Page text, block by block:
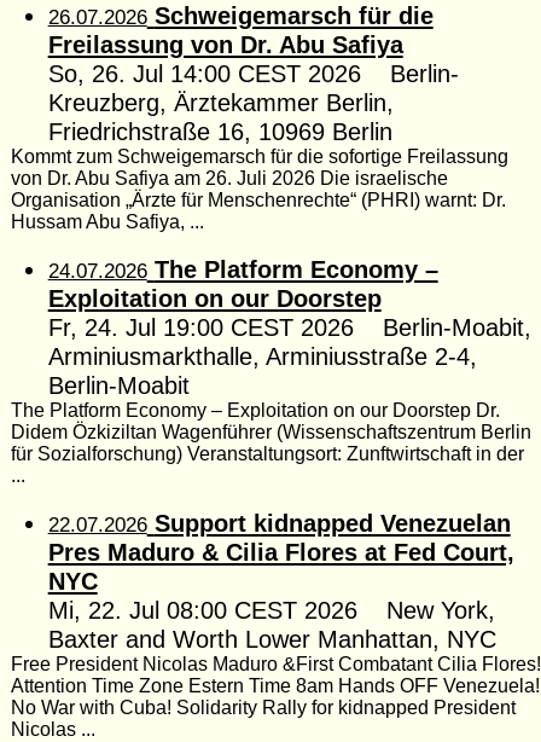
26.07.2026 Schweigemarsch für die
Freilassung von Dr. Abu Safiya
So, 26. Jul 14:00 CEST 2026 Berlin-
Kreuzberg, Ärztekammer Berlin,
Friedrichstraße 16, 10969 Berlin
Kommt zum Schweigemarsch für die sofortige Freilassung
von Dr. Abu Safiya am 26. Juli 2026 Die israelische
Organisation „Ärzte für Menschenrechte“ (PHRI) warnt: Dr.
Hussam Abu Safiya, ...
24.07.2026 The Platform Economy –
Exploitation on our Doorstep
Fr, 24. Jul 19:00 CEST 2026 Berlin-Moabit,
Arminiusmarkthalle, Arminiusstraße 2-4,
Berlin-Moabit
The Platform Economy – Exploitation on our Doorstep Dr.
Didem Özkiziltan Wagenführer (Wissenschaftszentrum Berlin
für Sozialforschung) Veranstaltungsort: Zunftwirtschaft in der
...
22.07.2026 Support kidnapped Venezuelan
Pres Maduro & Cilia Flores at Fed Court,
NYC
Mi, 22. Jul 08:00 CEST 2026 New York,
Baxter and Worth Lower Manhattan, NYC
Free President Nicolas Maduro &First Combatant Cilia Flores!
Attention Time Zone Estern Time 8am Hands OFF Venezuela!
No War with Cuba! Solidarity Rally for kidnapped President
Nicolas ...